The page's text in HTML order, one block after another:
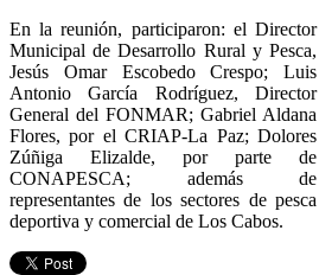
En la reunión, participaron: el Director
Municipal de Desarrollo Rural y Pesca,
Jesús Omar Escobedo Crespo; Luis
Antonio García Rodríguez, Director
General del FONMAR; Gabriel Aldana
Flores, por el CRIAP-La Paz; Dolores
Zúñiga Elizalde, por parte de
CONAPESCA; además de
representantes de los sectores de pesca
deportiva y comercial de Los Cabos.